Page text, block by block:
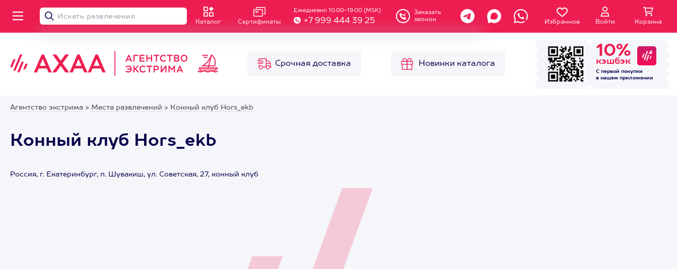
Каталог Сертификаты
Ежедневно 10.00-19.00 (MSK)
+7 999 444 39 25
Заказать
звонок
Избранное Войти Корзина
Срочная доставка Новинки каталога
10%
кэшбэк
С первой покупки
в нашем приложении
Агентство экстрима > Места развлечений > Конный клуб Hors_ekb
Конный клуб Hors_ekb
Россия, г. Екатеринбург, п. Шувакиш, ул. Советская, 27, конный клуб